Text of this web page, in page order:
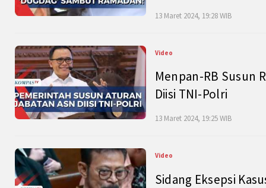
13 Maret 2024, 19:28 WIB
Video
Menpan-RB Susun
Diisi TNI-Polri
13 Maret 2024, 19:25 WIB
Video
Sidang Eksepsi